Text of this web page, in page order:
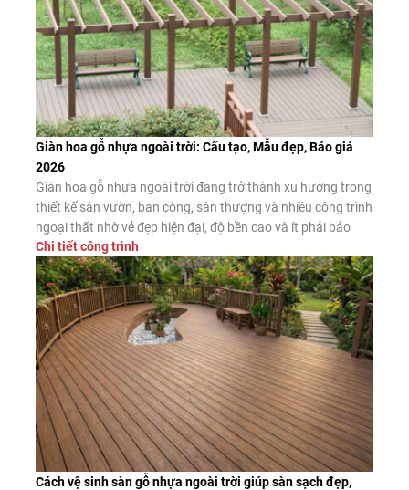
Giàn hoa gỗ nhựa ngoài trời: Cấu tạo, Mẫu đẹp, Báo giá
2026
Giàn hoa gỗ nhựa ngoài trời đang trở thành xu hướng trong
thiết kế sân vườn, ban công, sân thượng và nhiều công trình
ngoại thất nhờ vẻ đẹp hiện đại, độ bền cao và ít phải bảo
dưỡng. Đây là giải pháp thay thế hiệu quả cho giàn hoa gỗ
tự nhiên và giàn […]
Chi tiết công trình
Cách vệ sinh sàn gỗ nhựa ngoài trời giúp sàn sạch đẹp,